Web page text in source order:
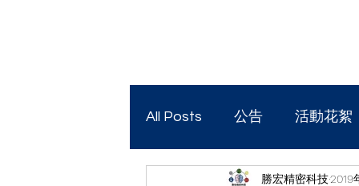
All Posts 公告 活動花絮
勝宏精密科技2019